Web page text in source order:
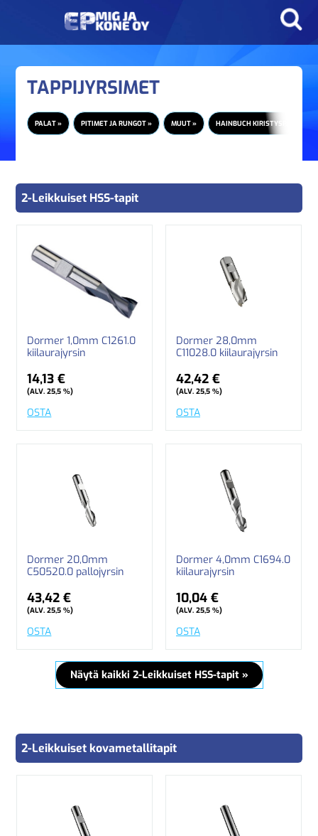
TAPPIJYRSIMET
PALAT » PITIMET JA RUNGOT » MUUT » HAINBUCH KIRISTYSPÄÄT
2-Leikkuiset HSS-tapit
Dormer 1,0mm C1261.0
kiilaurajyrsin
14,13 €
(ALV. 25,5 %)
OSTA
Dormer 28,0mm
C11028.0 kiilaurajyrsin
42,42 €
(ALV. 25,5 %)
OSTA
Dormer 20,0mm
C50520.0 pallojyrsin
43,42 €
(ALV. 25,5 %)
OSTA
Dormer 4,0mm C1694.0
kiilaurajyrsin
10,04 €
(ALV. 25,5 %)
OSTA
Näytä kaikki 2-Leikkuiset HSS-tapit »
2-Leikkuiset kovametallitapit